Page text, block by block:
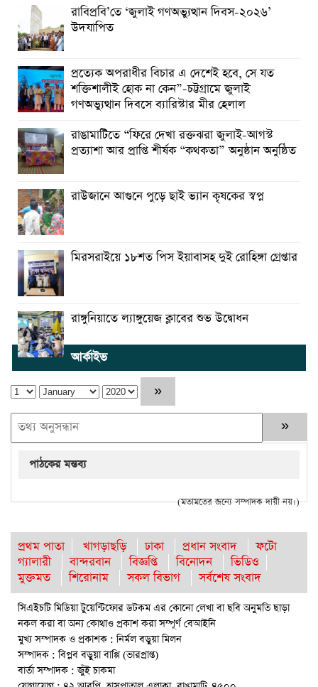
রাবিপ্রবি’তে ‘জুলাই গণঅভ্যুত্থান দিবস-২০২৬’
উদযাপিত
প্রত্যেক অপরাধীর বিচার এ দেশেই হবে, সে যত
শক্তিশালীই হোক না কেন”-চট্টগ্রামে জুলাই
গণঅভ্যুত্থান দিবসে ব্যারিস্টার মীর হেলাল
রাঙামাটিতে “ফিরে দেখা রক্তঝরা জুলাই-আগস্ট
প্রত্যাশা আর প্রাপ্তি শীর্ষক “কথকতা” অনুষ্ঠান অনুষ্ঠিত
রাউজানে আগুনে পুড়ে ছাই ভ্যান কৃষকের স্বপ্ন
মিরসরাইয়ে ১৮শত পিস ইয়াবাসহ দুই রোহিঙ্গা গ্রেপ্তার
রাঙ্গুনিয়াতে ল্যাঙ্গুয়েজ ক্লাবের শুভ উদ্বোধন
আর্কাইভ
পাঠকের মন্তব্য
(মতামতের জন্যে সম্পাদক দায়ী নয়।)
প্রথম পাতা খাগড়াছড়ি ঢাকা প্রধান সংবাদ
ফটো
গ্যালারী
বান্দরবান বিজ্ঞপ্তি বিনোদন
ভিডিও
মুক্তমত
শিরোনাম সকল বিভাগ সর্বশেষ সংবাদ
সিএইচটি মিডিয়া টুয়েন্টিফোর ডটকম এর কোনো লেখা বা ছবি অনুমতি ছাড়া
নকল করা বা অন্য কোথাও প্রকাশ করা সম্পূর্ণ বেআইনি
মুখ্য সম্পাদক ও প্রকাশক : নির্মল বড়ুয়া মিলন
সম্পাদক : বিপ্লব বড়ুয়া বাপ্পি (ভারপ্রাপ্ত)
বার্তা সম্পাদক : জুঁই চাকমা